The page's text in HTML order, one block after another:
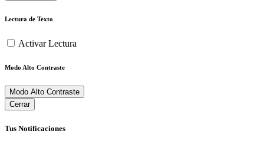
Lectura de Texto
Activar Lectura
Modo Alto Contraste
Modo Alto Contraste
Cerrar
Tus Notificaciones